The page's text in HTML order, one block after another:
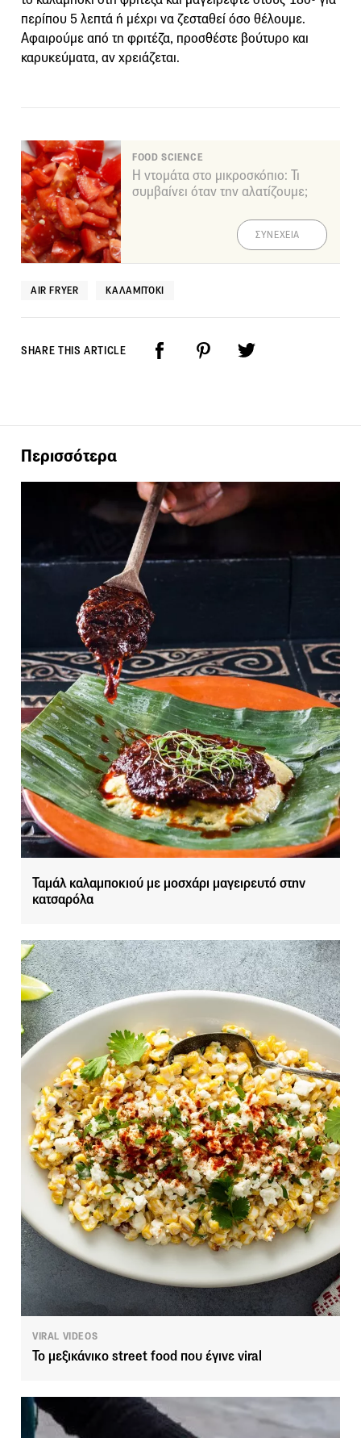
περίπου 5 λεπτά ή μέχρι να ζεσταθεί όσο θέλουμε.
Αφαιρούμε από τη φριτέζα, προσθέστε βούτυρο και
καρυκεύματα, αν χρειάζεται.
FOOD SCIENCE
Η ντομάτα στο μικροσκόπιο: Τι
συμβαίνει όταν την αλατίζουμε;
ΣΥΝΕΧΕΙΑ
AIR FRYER ΚΑΛΑΜΠΌΚΙ
SHARE THIS ARTICLE
Περισσότερα
Ταμάλ καλαμποκιού με μοσχάρι μαγειρευτό στην
κατσαρόλα
VIRAL VIDEOS
To μεξικάνικο street food που έγινε viral